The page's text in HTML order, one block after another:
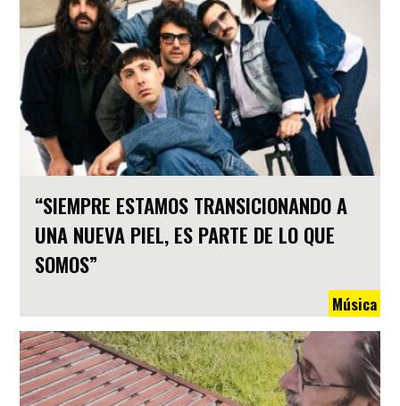
“SIEMPRE ESTAMOS TRANSICIONANDO A
UNA NUEVA PIEL, ES PARTE DE LO QUE
SOMOS”
Música